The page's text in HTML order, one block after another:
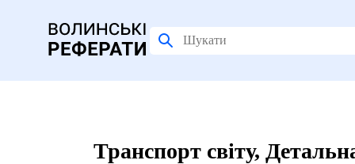
Транспорт світу,